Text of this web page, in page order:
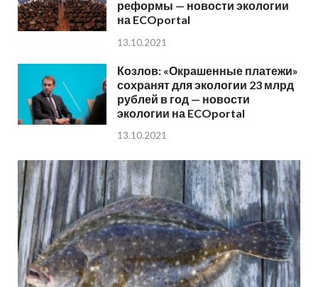
реформы — новости экологии
на ECOportal
13.10.2021
Козлов: «Окрашенные платежи»
сохранят для экологии 23 млрд
рублей в год — новости
экологии на ECOportal
13.10.2021